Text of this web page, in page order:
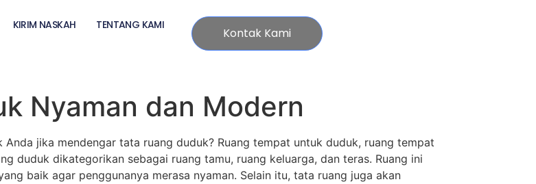
KIRIM NASKAH TENTANG KAMI
Kontak Kami
Nyaman dan Modern
jika mendengar tata ruang duduk? Ruang tempat untuk duduk, ruang tempat
duduk dikategorikan sebagai ruang tamu, ruang keluarga, dan teras. Ruang ini
baik agar penggunanya merasa nyaman. Selain itu, tata ruang juga akan